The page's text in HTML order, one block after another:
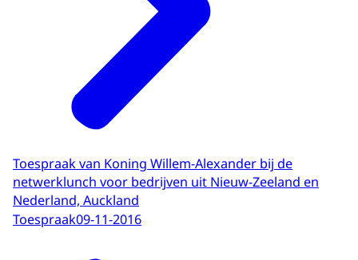
Toespraak van Koning Willem-Alexander bij de
netwerklunch voor bedrijven uit Nieuw-Zeeland en
Nederland, Auckland
Toespraak09-11-2016